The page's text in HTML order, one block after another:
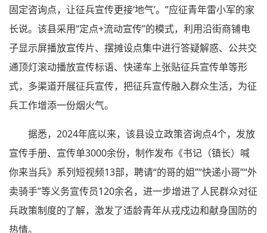
固定咨询点，让征兵宣传更接‘地气’。”应征青年雷小军的家
长说。该县采用“定点+流动宣传”的模式，利用沿街商铺电
子显示屏播放宣传片、摆摊设点集中进行答疑解惑、公共交
通顶灯滚动播放宣传标语、快递车上张贴征兵宣传单等形
式，多渠道开展征兵宣传，把征兵宣传融入群众生活，为征
兵工作增添一份烟火气。
据悉，2024年底以来，该县设立政策咨询点4个，发放
宣传手册、宣传单3000余份，制作发布《书记（镇长）喊
你来当兵》系列短视频13部，聘请“的哥的姐”“快递小哥”“外
卖骑手”等义务宣传员120余名，进一步增进了人民群众对征
兵政策制度的了解，激发了适龄青年从戎戍边和献身国防的
热情。